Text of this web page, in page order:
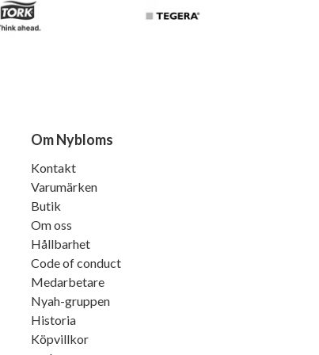
Om Nybloms
Kontakt
Varumärken
Butik
Om oss
Hållbarhet
Code of conduct
Medarbetare
Nyah-gruppen
Historia
Köpvillkor